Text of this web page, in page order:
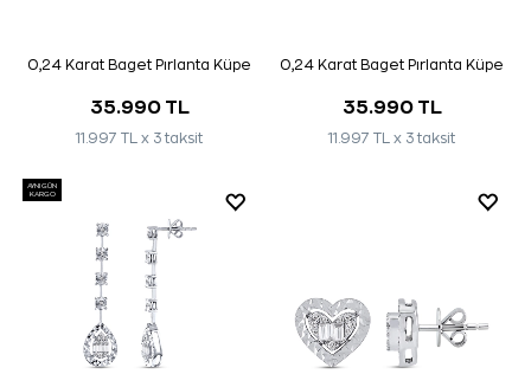
0,24 Karat Baget Pırlanta Küpe
35.990 TL
11.997 TL x 3 taksit
0,24 Karat Baget Pırlanta Küpe
35.990 TL
11.997 TL x 3 taksit
AYNI GÜN
KARGO